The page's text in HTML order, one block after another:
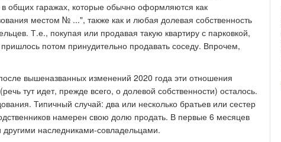
общих гаражах, которые обычно оформляются как
местом № ...", также как и любая долевая собственность
Т.е., покупая или продавая такую квартиру с парковкой,
потом принудительно продавать соседу. Впрочем,
вышеназванных изменений 2020 года эти отношения
тут идет, прежде всего, о долевой собственности) осталось.
Типичный случай: два или несколько братьев или сестер
намерен свою долю продать. В первые 6 месяцев
другими наследниками-совладельцами.